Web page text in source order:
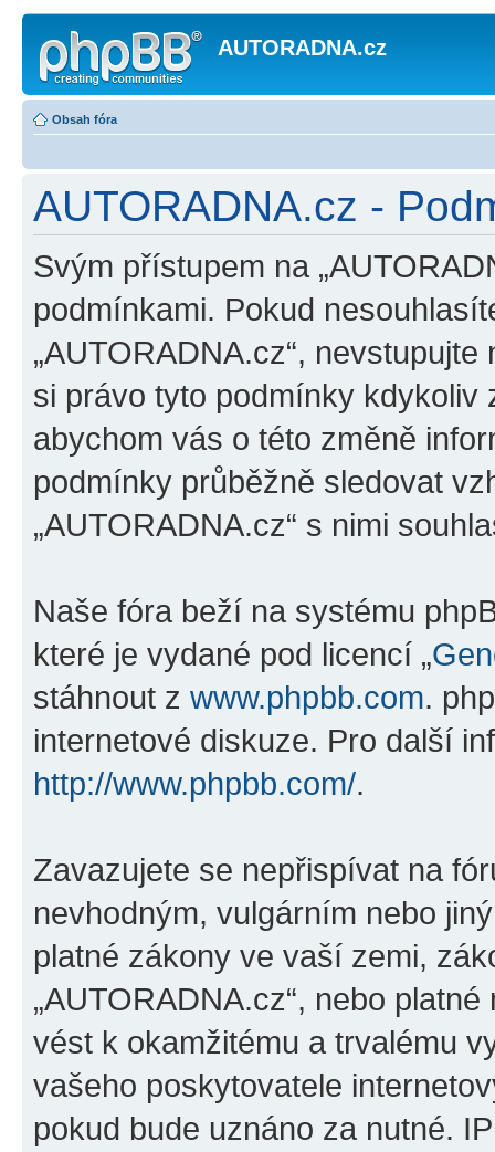
AUTORADNA.cz
Obsah fóra
AUTORADNA.cz -
Svým přístupem na
podmínkami. Pokud
„AUTORADNA.cz“,
si právo tyto podmínky kdykoliv
abychom vás o této změně
podmínky průběžně sledovat
„AUTORADNA.cz“ s nimi
Naše fóra beží na systému
které je vydané pod licencí „
stáhnout z www.phpbb.com.
internetové diskuze. Pro další
http://www.phpbb.com/.
Zavazujete se nepřispívat na
nevhodným, vulgárním nebo
platné zákony ve vaší zemi,
„AUTORADNA.cz“, nebo
vést k okamžitému a trvalému
vašeho poskytovatele
pokud bude uznáno za nutné.